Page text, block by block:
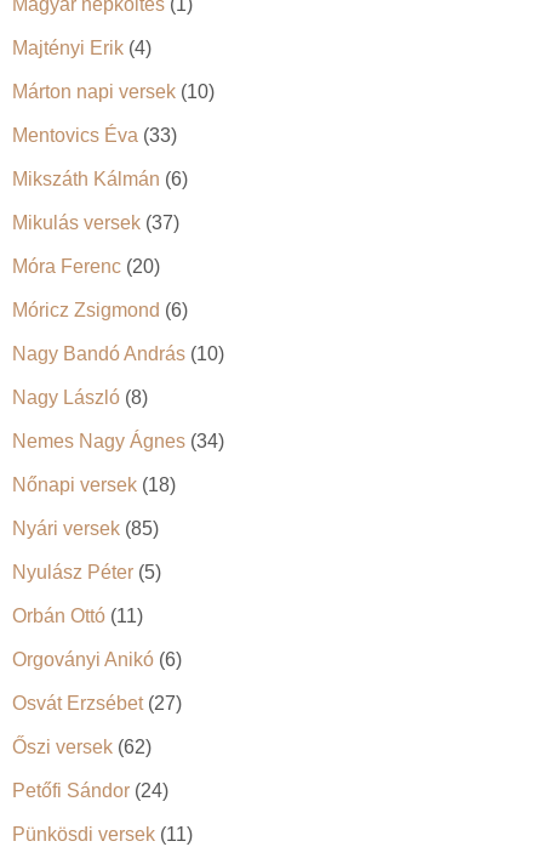
Majtényi Erik (4)
Márton napi versek (10)
Mentovics Éva (33)
Mikszáth Kálmán (6)
Mikulás versek (37)
Móra Ferenc (20)
Móricz Zsigmond (6)
Nagy Bandó András (10)
Nagy László (8)
Nemes Nagy Ágnes (34)
Nőnapi versek (18)
Nyári versek (85)
Nyulász Péter (5)
Orbán Ottó (11)
Orgoványi Anikó (6)
Osvát Erzsébet(27)
Őszi versek (62)
Petőfi Sándor (24)
Pünkösdi versek (11)